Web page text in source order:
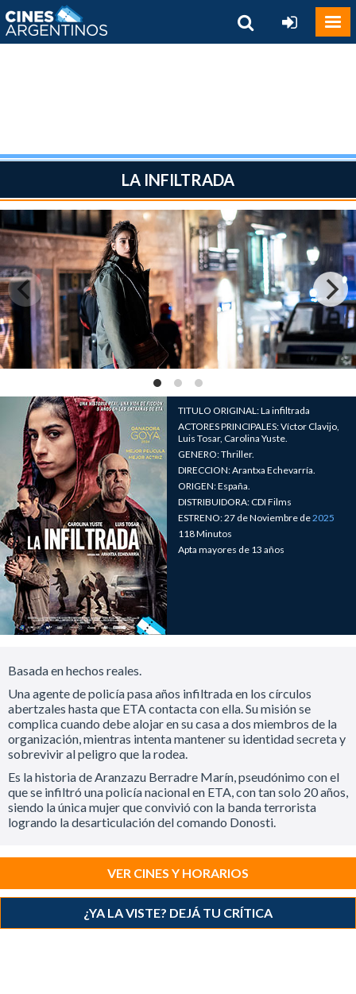
LA INFILTRADA
TITULO ORIGINAL: La infiltrada
ACTORES PRINCIPALES: Víctor Clavijo,
Luis Tosar, Carolina Yuste.
GENERO: Thriller.
DIRECCION: Arantxa Echevarría.
ORIGEN: España.
DISTRIBUIDORA: CDI Films
ESTRENO: 27 de Noviembre de2025
118 Minutos
Apta mayores de 13 años
Basada en hechos reales.
Una agente de policía pasa años infiltrada en los círculos
abertzales hasta que ETA contacta con ella. Su misión se
complica cuando debe alojar en su casa a dos miembros de la
organización, mientras intenta mantener su identidad secreta y
sobrevivir al peligro que la rodea.
Es la historia de Aranzazu Berradre Marín, pseudónimo con el
que se infiltró una policía nacional en ETA, con tan solo 20 años,
siendo la única mujer que convivió con la banda terrorista
logrando la desarticulación del comando Donosti.
VER CINES Y HORARIOS
¿YA LA VISTE? DEJÁ TU CRÍTICA